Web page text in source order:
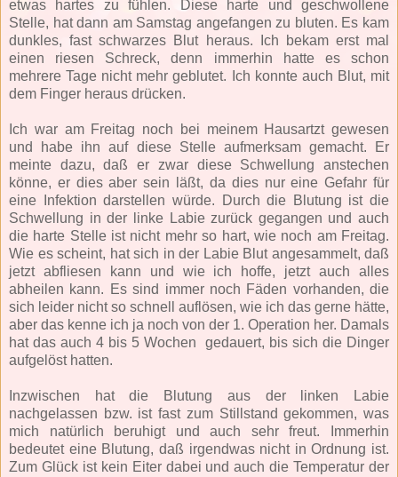
etwas hartes zu fühlen. Diese harte und geschwollene
Stelle, hat dann am Samstag angefangen zu bluten. Es kam
dunkles, fast schwarzes Blut heraus. Ich bekam erst mal
einen riesen Schreck, denn immerhin hatte es schon
mehrere Tage nicht mehr geblutet. Ich konnte auch Blut, mit
dem Finger heraus drücken.
Ich war am Freitag noch bei meinem Hausartzt gewesen
und habe ihn auf diese Stelle aufmerksam gemacht. Er
meinte dazu, daß er zwar diese Schwellung anstechen
könne, er dies aber sein läßt, da dies nur eine Gefahr für
eine Infektion darstellen würde. Durch die Blutung ist die
Schwellung in der linke Labie zurück gegangen und auch
die harte Stelle ist nicht mehr so hart, wie noch am Freitag.
Wie es scheint, hat sich in der Labie Blut angesammelt, daß
jetzt abfliesen kann und wie ich hoffe, jetzt auch alles
abheilen kann. Es sind immer noch Fäden vorhanden, die
sich leider nicht so schnell auflösen, wie ich das gerne hätte,
aber das kenne ich ja noch von der 1. Operation her. Damals
hat das auch 4 bis 5 Wochen gedauert, bis sich die Dinger
aufgelöst hatten.
Inzwischen hat die Blutung aus der linken Labie
nachgelassen bzw. ist fast zum Stillstand gekommen, was
mich natürlich beruhigt und auch sehr freut. Immerhin
bedeutet eine Blutung, daß irgendwas nicht in Ordnung ist.
Zum Glück ist kein Eiter dabei und auch die Temperatur der